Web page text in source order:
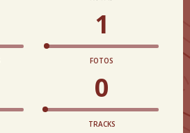
1
FOTOS
0
TRACKS